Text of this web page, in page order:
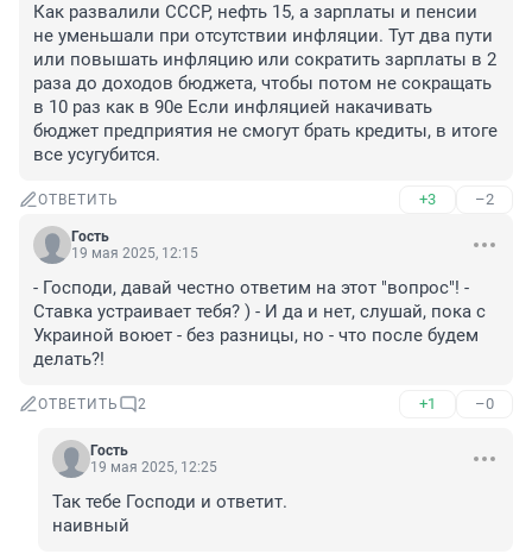
Как развалили СССР, нефть 15, а зарплаты и пенсии
не уменьшали при отсутствии инфляции. Тут два пути
или повышать инфляцию или сократить зарплаты в 2
раза до доходов бюджета, чтобы потом не сокращать
в 10 раз как в 90е Если инфляцией накачивать
бюджет предприятия не смогут брать кредиты, в итоге
все усугубится.
ОТВЕТИТЬ +3 –2
Гость
19 мая 2025, 12:15
- Господи, давай честно ответим на этот "вопрос"! -
Ставка устраивает тебя? ) - И да и нет, слушай, пока с
Украиной воюет - без разницы, но - что после будем
делать?!
ОТВЕТИТЬ 2 +1 –0
Гость
19 мая 2025, 12:25
Так тебе Господи и ответит.
наивный